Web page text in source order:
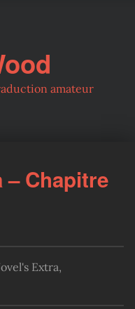
amateur
– Chapitre
Extra,